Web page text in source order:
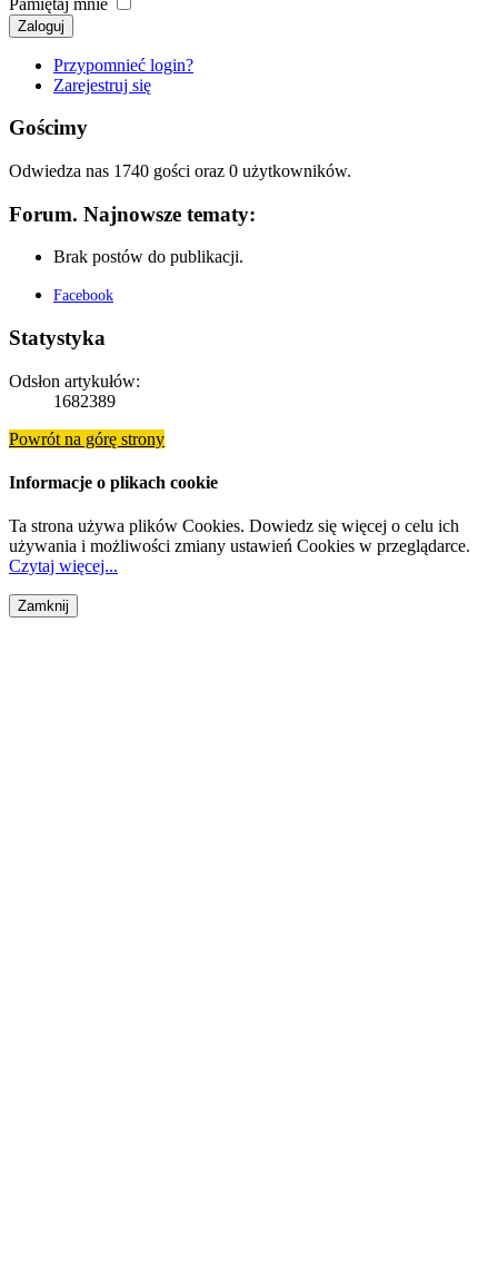
Zaloguj
Przypomnieć login?
Zarejestruj się
Gościmy
Odwiedza nas 1740 gości oraz 0 użytkowników.
Forum. Najnowsze tematy:
Brak postów do publikacji.
Facebook
Statystyka
Odsłon artykułów:
1682389
Powrót na górę strony
Informacje o plikach cookie
Ta strona używa plików Cookies. Dowiedz się więcej o celu ich
używania i możliwości zmiany ustawień Cookies w przeglądarce.
Czytaj więcej...